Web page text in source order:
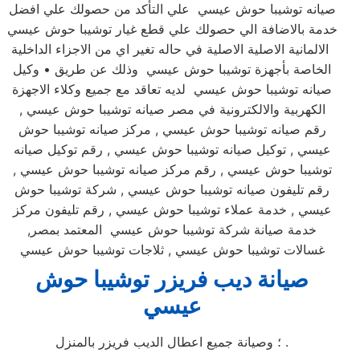
صيانه توشيبا حوش عيسي علي التأكد من حصولك علي افضل
خدمة بالاضافة الي حصولك علي قطع غيار توشيبا حوش عيسي
الالمانية الاصلية الاصلية في حاله تغير اي من الاجزاء الداخلية
الخاصة بأجهزة توشيبا حوش عيسي وذلك عن طريق • وكيل
صيانه توشيبا حوش عيسي لديه تعاقد مع جميع وكلاء الاجهزة
الكهربية والالكترونية في مصر صيانه توشيبا حوش عيسي ,
رقم صيانه توشيبا حوش عيسي , مركز صيانه توشيبا حوش
عيسي , توكيل صيانه توشيبا حوش عيسي , رقم توكيل صيانه
توشيبا حوش عيسي , رقم مركز صيانه توشيبا حوش عيسي ,
رقم تليفون صيانه توشيبا حوش عيسي , شركة توشيبا حوش
عيسي , خدمة عملاء توشيبا حوش عيسي , رقم تليفون مركز
خدمة صيانة شركة توشيبا حوش عيسي المعتمد بمصر,
غسالات توشيبا حوش عيسي , ثلاجات توشيبا حوش عيسي
صيانة ديب فريزر توشيبا حوش
عيسي
؛ وصيانة جميع اعطال الديب فريزر بالمنزل .